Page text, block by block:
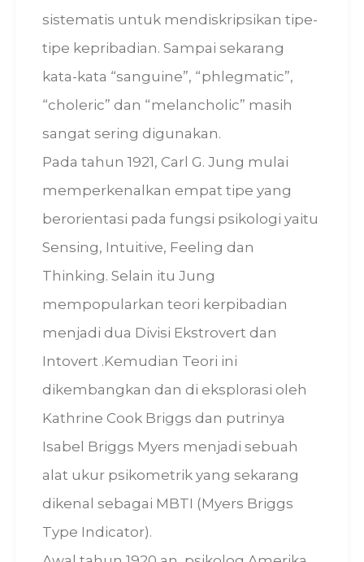
sistematis untuk mendiskripsikan tipe-
tipe kepribadian. Sampai sekarang
kata-kata “sanguine”, “phlegmatic”,
“choleric” dan “melancholic” masih
sangat sering digunakan.
Pada tahun 1921, Carl G. Jung mulai
memperkenalkan empat tipe yang
berorientasi pada fungsi psikologi yaitu
Sensing, Intuitive, Feeling dan
Thinking. Selain itu Jung
mempopularkan teori kerpibadian
menjadi dua Divisi Ekstrovert dan
Intovert .Kemudian Teori ini
dikembangkan dan di eksplorasi oleh
Kathrine Cook Briggs dan putrinya
Isabel Briggs Myers menjadi sebuah
alat ukur psikometrik yang sekarang
dikenal sebagai MBTI (Myers Briggs
Type Indicator).